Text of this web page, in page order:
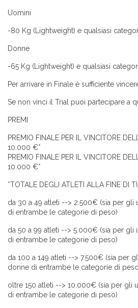
Uomini
-80 Kg (Lightweight) e qualsiasi
Donne
-65 Kg (Lightweight) e qualsiasi
Per arrivare in Finale è sufficiente
Se non vinci il Trial puoi partecipare a
PREMI
PREMIO FINALE PER IL VINCITORE
10.000 €*
PREMIO FINALE PER IL VINCITORE
10.000 €*
*TOTALE DEGLI ATLETI ALLA FINE DI
da 30 a 49 atleti --> 2.500€ (sia per
di entrambe le categorie di peso)
da 50 a 99 atleti --> 5.000€ (sia per
di entrambe le categorie di peso)
da 100 a 149 atleti --> 7.500€ (sia per
donne di entrambe le categorie di
oltre 150 atleti --> 10.000€ (sia per gli
di entrambe le categorie di peso)